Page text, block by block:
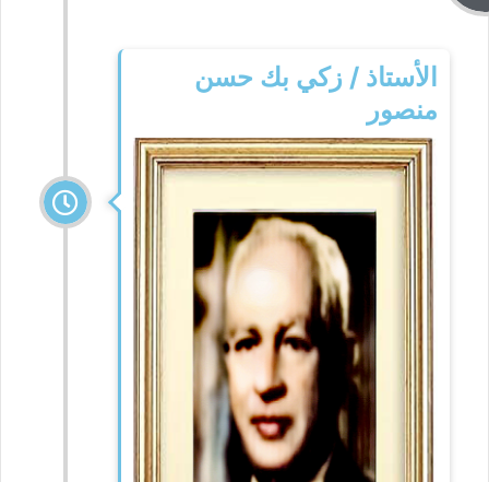
الأستاذ / زكي بك حسن
منصور